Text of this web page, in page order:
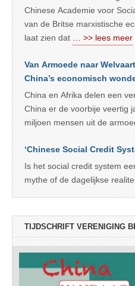
Chinese Academie voor
van de Britse marxistische
laat zien dat … >> lees meer
Van Armoede naar
China’s economisch
China en Afrika delen een
China er de voorbije veertig
miljoen mensen uit de
‘Chinese Social Credit
Is het social credit system
mythe of de dagelijkse
TIJDSCHRIFT VERENIGING